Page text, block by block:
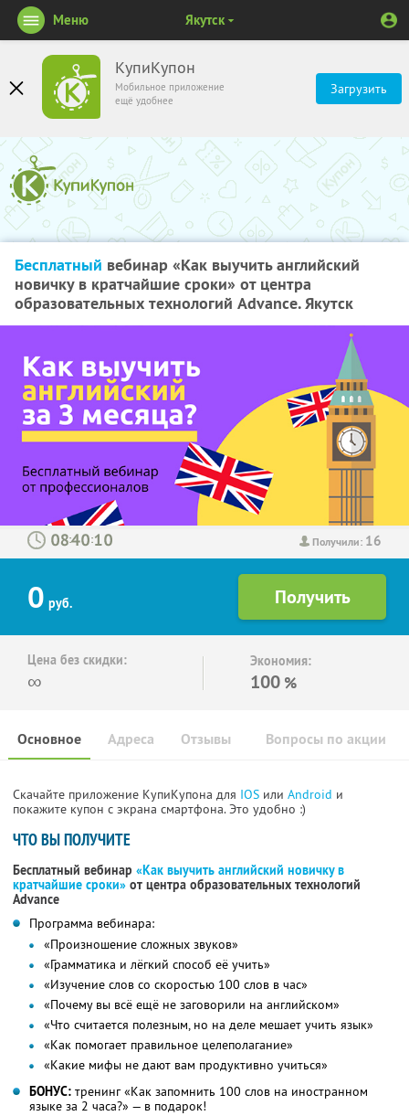
КупиКупон
Мобильное приложение
ещё удобнее
Загрузить
Меню Якутск
Бесплатный вебинар «Как выучить английский
новичку в кратчайшие сроки» от центра
образовательных технологий Advance. Якутск
Получили: 16
: :
0 руб.
Цена без скидки:
∞
Экономия:
100 %
Основное Отзывы Вопросы по акции
Адреса
Скачайте приложение КупиКупона для IOS или Android и
покажите купон с экрана смартфона. Это удобно :)
ЧТО ВЫ ПОЛУЧИТЕ
Бесплатный вебинар «Как выучить английский новичку в
кратчайшие сроки» от центра образовательных технологий
Advance
Программа вебинара:
«Произношение сложных звуков»
«Грамматика и лёгкий способ её учить»
«Изучение слов со скоростью 100 слов в час»
«Почему вы всё ещё не заговорили на английском»
«Что считается полезным, но на деле мешает учить язык»
«Как помогает правильное целеполагание»
«Какие мифы не дают вам продуктивно учиться»
БОНУС: тренинг «Как запомнить 100 слов на иностранном
языке за 2 часа?» — в подарок!